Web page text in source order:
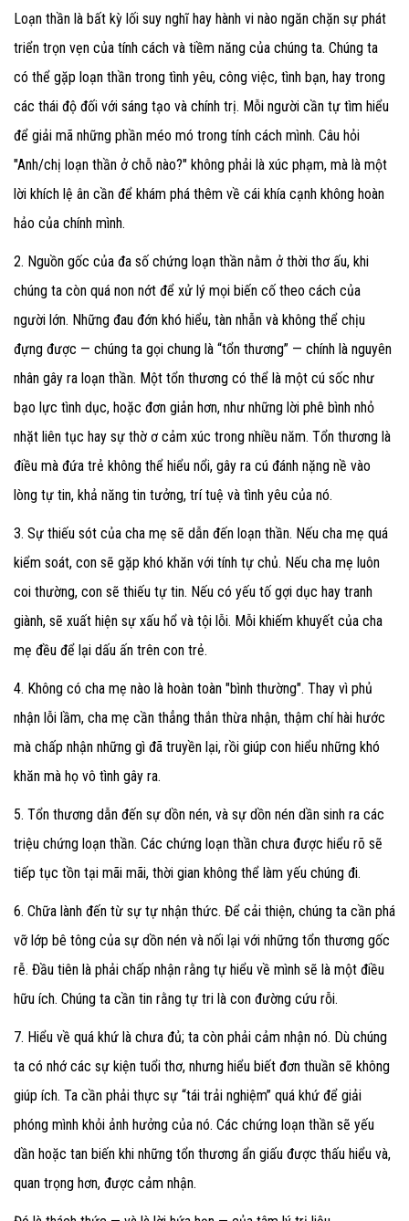
Loạn thần là bất kỳ lối suy nghĩ hay hành vi nào ngăn chặn sự phát
triển trọn vẹn của tính cách và tiềm năng của chúng ta. Chúng ta
có thể gặp loạn thần trong tình yêu, công việc, tình bạn, hay trong
các thái độ đối với sáng tạo và chính trị. Mỗi người cần tự tìm hiểu
để giải mã những phần méo mó trong tính cách mình. Câu hỏi
"Anh/chị loạn thần ở chỗ nào?" không phải là xúc phạm, mà là một
lời khích lệ ân cần để khám phá thêm về cái khía cạnh không hoàn
hảo của chính mình.
2. Nguồn gốc của đa số chứng loạn thần nằm ở thời thơ ấu, khi
chúng ta còn quá non nớt để xử lý mọi biến cố theo cách của
người lớn. Những đau đớn khó hiểu, tàn nhẫn và không thể chịu
đựng được — chúng ta gọi chung là “tổn thương” — chính là nguyên
nhân gây ra loạn thần. Một tổn thương có thể là một cú sốc như
bạo lực tình dục, hoặc đơn giản hơn, như những lời phê bình nhỏ
nhặt liên tục hay sự thờ ơ cảm xúc trong nhiều năm. Tổn thương là
điều mà đứa trẻ không thể hiểu nổi, gây ra cú đánh nặng nề vào
lòng tự tin, khả năng tin tưởng, trí tuệ và tình yêu của nó.
3. Sự thiếu sót của cha mẹ sẽ dẫn đến loạn thần. Nếu cha mẹ quá
kiểm soát, con sẽ gặp khó khăn với tính tự chủ. Nếu cha mẹ luôn
coi thường, con sẽ thiếu tự tin. Nếu có yếu tố gợi dục hay tranh
giành, sẽ xuất hiện sự xấu hổ và tội lỗi. Mỗi khiếm khuyết của cha
mẹ đều để lại dấu ấn trên con trẻ.
4. Không có cha mẹ nào là hoàn toàn "bình thường". Thay vì phủ
nhận lỗi lầm, cha mẹ cần thẳng thắn thừa nhận, thậm chí hài hước
mà chấp nhận những gì đã truyền lại, rồi giúp con hiểu những khó
khăn mà họ vô tình gây ra.
5. Tổn thương dẫn đến sự dồn nén, và sự dồn nén dần sinh ra các
triệu chứng loạn thần. Các chứng loạn thần chưa được hiểu rõ sẽ
tiếp tục tồn tại mãi mãi, thời gian không thể làm yếu chúng đi.
6. Chữa lành đến từ sự tự nhận thức. Để cải thiện, chúng ta cần phá
vỡ lớp bê tông của sự dồn nén và nối lại với những tổn thương gốc
rễ. Đầu tiên là phải chấp nhận rằng tự hiểu về mình sẽ là một điều
hữu ích. Chúng ta cần tin rằng tự tri là con đường cứu rỗi.
7. Hiểu về quá khứ là chưa đủ; ta còn phải cảm nhận nó. Dù chúng
ta có nhớ các sự kiện tuổi thơ, nhưng hiểu biết đơn thuần sẽ không
giúp ích. Ta cần phải thực sự “tái trải nghiệm” quá khứ để giải
phóng mình khỏi ảnh hưởng của nó. Các chứng loạn thần sẽ yếu
dần hoặc tan biến khi những tổn thương ẩn giấu được thấu hiểu và,
quan trọng hơn, được cảm nhận.